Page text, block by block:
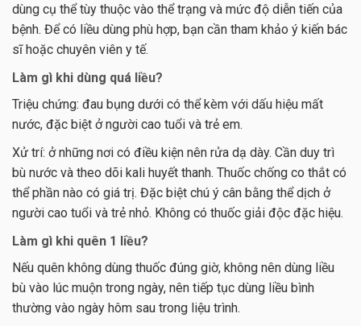
dùng cụ thể tùy thuộc vào thể trạng và mức độ diễn tiến của
bệnh. Để có liều dùng phù hợp, bạn cần tham khảo ý kiến bác
sĩ hoặc chuyên viên y tế.
Làm gì khi dùng quá liều?
Triệu chứng: đau bụng dưới có thể kèm với dấu hiệu mất
nước, đặc biệt ở người cao tuổi và trẻ em.
Xử trí: ở những nơi có điều kiện nên rửa dạ dày. Cần duy trì
bù nước và theo dõi kali huyết thanh. Thuốc chống co thắt có
thể phần nào có giá trị. Đặc biệt chú ý cân bằng thể dịch ở
người cao tuổi và trẻ nhỏ. Không có thuốc giải độc đặc hiệu.
Làm gì khi quên 1 liều?
Nếu quên không dùng thuốc đúng giờ, không nên dùng liều
bù vào lúc muộn trong ngày, nên tiếp tục dùng liều bình
thường vào ngày hôm sau trong liệu trình.